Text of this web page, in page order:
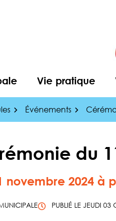
Vie pratique
Événements
du
novembre 2024 à
PUBLIÉ LE JEUDI 03